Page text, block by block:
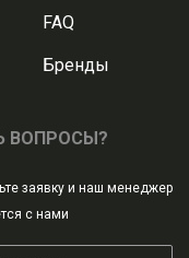
FAQ
Бренды
ВОПРОСЫ?
заявку и наш менеджер
с нами